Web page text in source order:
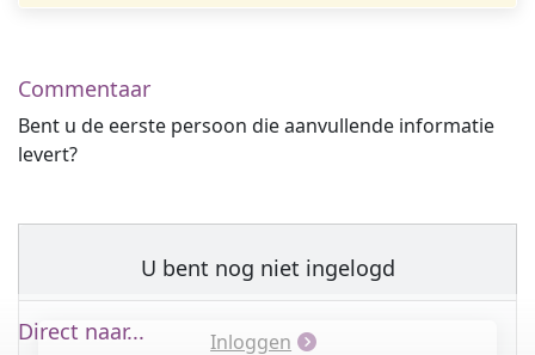
Commentaar
Bent u de eerste persoon die aanvullende informatie
levert?
U bent nog niet ingelogd
Inloggen
Direct naar...